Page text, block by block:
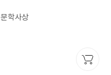
문학사상